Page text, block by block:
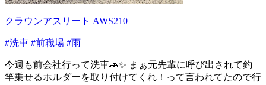
クラウンアスリート AWS210
#洗車 #前職場 #雨
今週も前会社行って洗車🚗✨️ まぁ元先輩に呼び出されて釣
竿乗せるホルダーを取り付けてくれ！って言われてたので行